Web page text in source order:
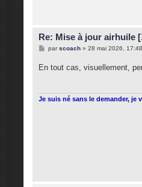
Re: Mise à jour airhuile
M
s
parscoach» 28 mai 2026, 17:48
En tout cas, visuellement,
Je suis né sans le demander, je